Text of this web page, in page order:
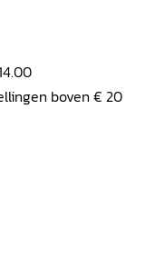
boven € 20